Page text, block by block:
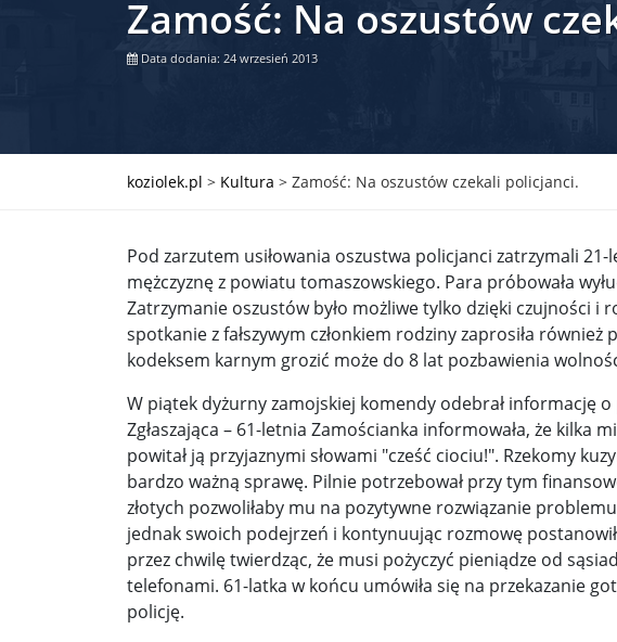
Władimir Putin po ultimatum Donalda Trumpa: Ukrain ... TSUE
Były prezydent Korei Płd. nie dał się przesłuchać. ... Nieznane
Pierwszy kraj UE zakazuje eksportu broni do Izrael ... Donald
Okrągły stół na Białorusi? Przeciwnicy Łukaszenki ... Demokraci
Grażyna Torbicka: Kocham kino, ale kocham też teat ... Sondaż:
Estera Flieger: Nie znoszę dyskusji o sensie Powst ... Wanda
Michał Szułdrzyński: Z popiołów aż do chmur. Warsz ... Kard.
Karol Nawrocki zakończył prace nad strukturą kance ... Urszula
Donald Trump żąda porozumienia, które zakończy woj ... Świat
Sławomir Mentzen: Migracja legalna również jest pr ...
Dni Konia Arabskiego 2025 – pasja, tradycja i przy ...
Zamość: Na oszustów
Data dodania: 24 wrzesień 2013
koziolek.pl > Kultura > Zamość: Na oszustów czekali policjanci.
Pod zarzutem usiłowania oszustwa policjanci zatrzymali
mężczyznę z powiatu tomaszowskiego. Para próbowała
Zatrzymanie oszustów było możliwe tylko dzięki czujności i
spotkanie z fałszywym członkiem rodziny zaprosiła
kodeksem karnym grozić może do 8 lat pozbawienia
W piątek dyżurny zamojskiej komendy odebrał informację
Zgłaszająca – 61-letnia Zamościanka informowała, że kilka
powitał ją przyjaznymi słowami "cześć ciociu!". Rzekomy
bardzo ważną sprawę. Pilnie potrzebował przy tym
złotych pozwoliłaby mu na pozytywne rozwiązanie
jednak swoich podejrzeń i kontynuując rozmowę
przez chwilę twierdząc, że musi pożyczyć pieniądze od
telefonami. 61-latka w końcu umówiła się na przekazanie
policję.